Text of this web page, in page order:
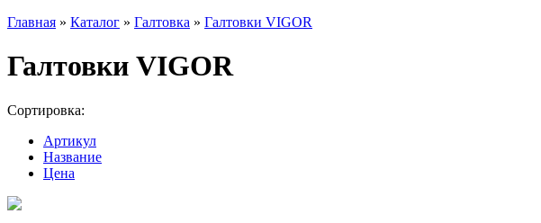
Главная » Каталог » Галтовка » Галтовки VIGOR
Галтовки VIGOR
Сортировка:
Артикул
Название
Цена